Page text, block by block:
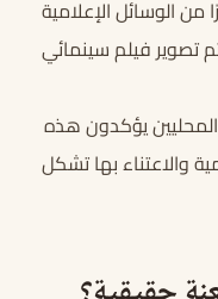
الوسائل الإعلامية
تصوير فيلم سينمائي
يؤكدون هذه
والاعتناء بها تشكل